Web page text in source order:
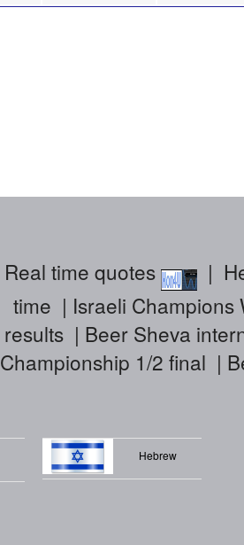
Real time quotes |
time | Israeli Champions
results | Beer Sheva
Championship 1/2 final |
Hebrew